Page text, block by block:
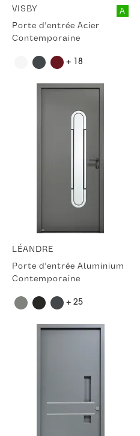
VISBY
Porte d'entrée Acier
Contemporaine
A
+ 18
LÉANDRE
Porte d'entrée Aluminium
Contemporaine
+ 25